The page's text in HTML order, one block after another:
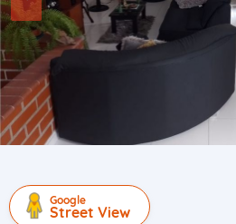
Google
Street View